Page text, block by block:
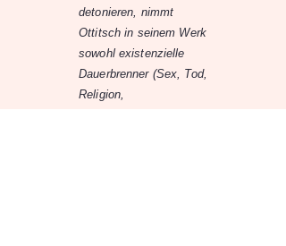
detonieren, nimmt
Ottitsch in seinem Werk
sowohl existenzielle
Dauerbrenner (Sex, Tod,
Religion,